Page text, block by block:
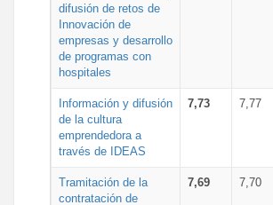
difusión de retos de
Innovación de
empresas y desarrollo
de programas con
hospitales
Información y difusión
de la cultura
emprendedora a
través de IDEAS
7,73 7,77
Tramitación de la
contratación de
7,69 7,70